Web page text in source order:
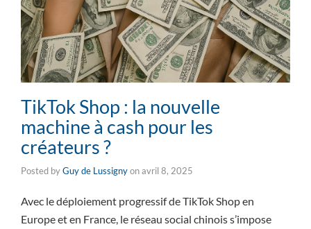
TikTok Shop : la nouvelle
machine à cash pour les
créateurs ?
Posted byGuy de Lussignyonavril 8, 2025
Avec le déploiement progressif de TikTok Shop en
Europe et en France, le réseau social chinois s’impose